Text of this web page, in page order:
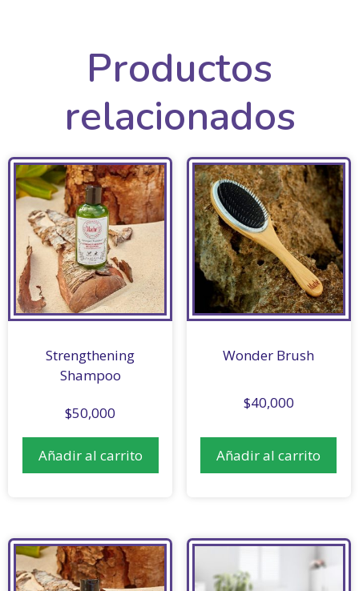
Productos
relacionados
Strengthening
Shampoo
$50,000
Añadir al carrito
Wonder Brush
$40,000
Añadir al carrito